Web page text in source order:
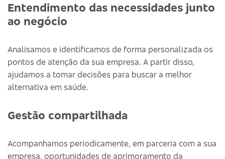
Entendimento das necessidades junto
ao negócio
Analisamos e identificamos de forma personalizada os
pontos de atenção da sua empresa. A partir disso,
ajudamos a tomar decisões para buscar a melhor
alternativa em saúde.
Gestão compartilhada
Acompanhamos periodicamente, em parceria com a sua
empresa, oportunidades de aprimoramento da